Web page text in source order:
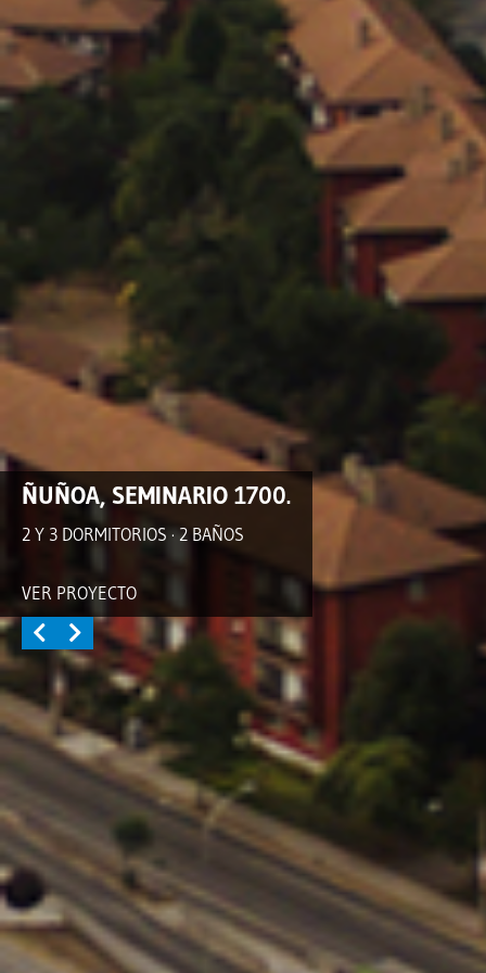
ÑUÑOA, SEMINARIO 1700.
2 Y 3 DORMITORIOS · 2 BAÑOS
VER PROYECTO